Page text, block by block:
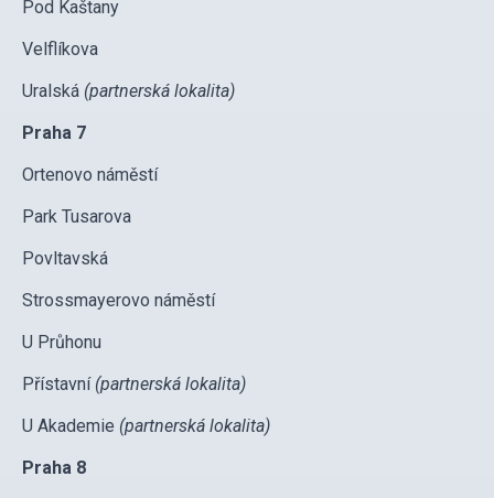
Pod Kaštany
Velflíkova
Uralská (partnerská lokalita)
Praha 7
Ortenovo náměstí
Park Tusarova
Povltavská
Strossmayerovo náměstí
U Průhonu
Přístavní (partnerská lokalita)
U Akademie (partnerská lokalita)
Praha 8